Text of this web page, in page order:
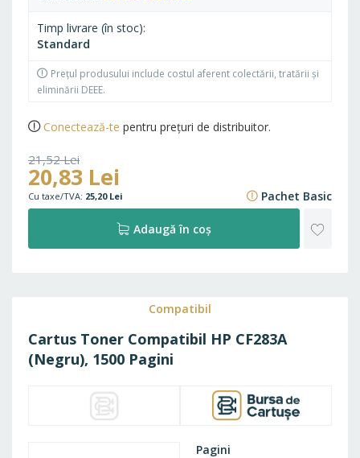
Timp livrare (în stoc)
Standard
Prețul produsului include costul aferent colectării, tratării și
eliminării DEEE.
Conectează-te pentru prețuri de distribuitor.
21,52 Lei
26,04 Lei
20,83 Lei
25,20 Lei Pachet Basic
Adaugă în coș
Compatibil
Cartus Toner Compatibil HP CF283A
(Negru), 1500 Pagini
Pagini